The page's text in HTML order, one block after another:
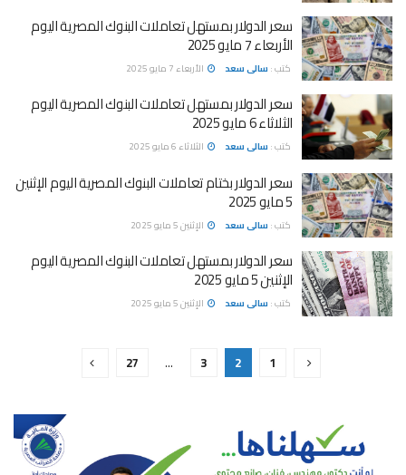
سعر الدولار بمستهل تعاملات البنوك المصرية اليوم
الأربعاء 7 مايو 2025
كتب : سالى سعد الأربعاء 7 مايو 2025
سعر الدولار بمستهل تعاملات البنوك المصرية اليوم
الثلاثاء 6 مايو 2025
كتب : سالى سعد الثلاثاء 6 مايو 2025
سعر الدولار بختام تعاملات البنوك المصرية اليوم الإثنين
5 مايو 2025
كتب : سالى سعد الإثنين 5 مايو 2025
سعر الدولار بمستهل تعاملات البنوك المصرية اليوم
الإثنين 5 مايو 2025
كتب : سالى سعد الإثنين 5 مايو 2025
1
2
3
…
27